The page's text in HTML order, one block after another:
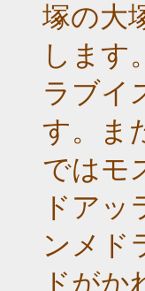
塚の大
します
ラブイ
す。ま
ではモ
ドア
ンメド
ドがか